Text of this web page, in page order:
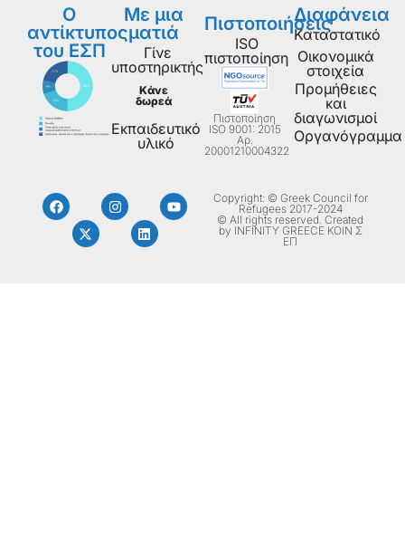
Ο
αντίκτυπος
του ΕΣΠ
Με μια
ματιά
Γίνε
υποστηρικτής
Κάνε
δωρεά
Εκπαιδευτικό
υλικό
Πιστοποιήσεις
ISO
πιστοποίηση
Πιστοποίηση
ISO 9001: 2015
Aρ.
20001210004322
Διαφάνεια
Καταστατικό
Οικονομικά
στοιχεία
Προμήθειες
και
διαγωνισμοί
Οργανόγραμμα
Copyright: © Greek Council for
Refugees 2017-2024
© All rights reserved. Created
by INFINITY GREECE ΚΟΙΝ Σ
ΕΠ